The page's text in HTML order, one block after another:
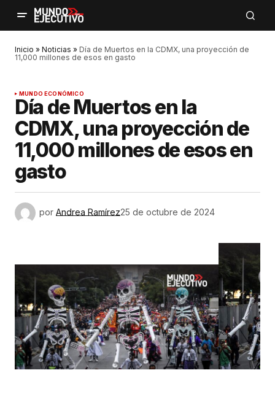
Inicio » Noticias » Día de Muertos en la CDMX, una proyección de
11,000 millones de esos en gasto
MUNDO ECONÓMICO
Día de Muertos en la
CDMX, una proyección de
11,000 millones de esos en
gasto
por Andrea Ramírez25 de octubre de 2024